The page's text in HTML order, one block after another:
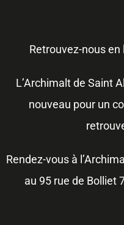
Retrouvez-nous
L’Archimalt de Saint
nouveau pour un
Rendez-vous à
au 95 rue de Bolliet